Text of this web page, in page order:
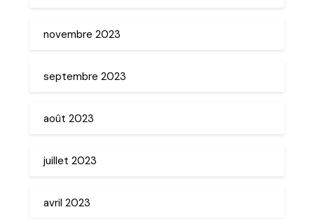
novembre 2023
septembre 2023
août 2023
juillet 2023
avril 2023